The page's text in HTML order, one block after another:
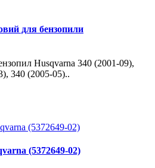
для бензопили
Husqvarna 340 (2001-09),
340 (2005-05)..
(5372649-02)